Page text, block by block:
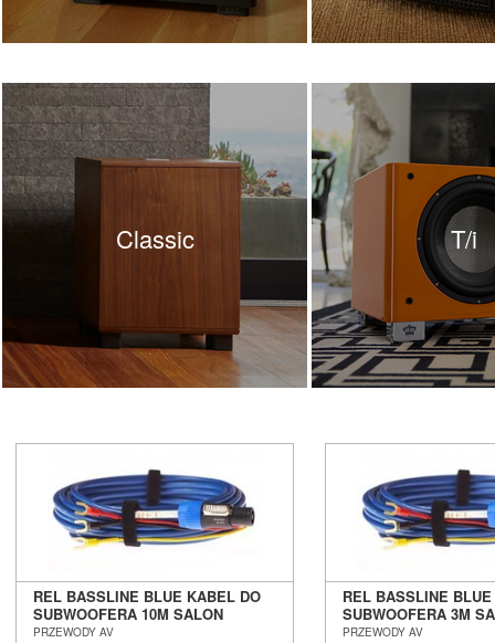
Classic T/i
REL BASSLINE BLUE KABEL DO
SUBWOOFERA 10M SALON
POZNAŃ WROCŁAW
PRZEWODY AV
REL BASSLINE
SUBWOOFERA 3M
POZNAŃ WROCŁAW
PRZEWODY AV